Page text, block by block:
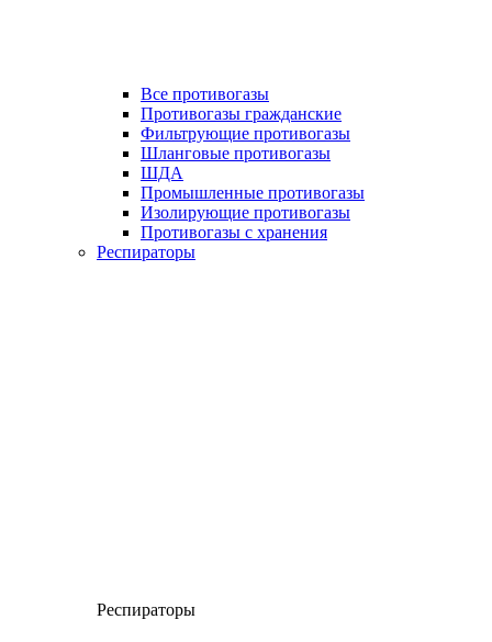
Все противогазы
Противогазы гражданские
Фильтрующие противогазы
Шланговые противогазы
ШДА
Промышленные противогазы
Изолирующие противогазы
Противогазы с хранения
Респираторы
Респираторы